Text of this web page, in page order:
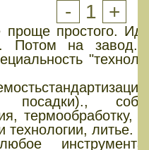
- 1 +
проще простого.
Потом на
термообработку,
технологии, литье.